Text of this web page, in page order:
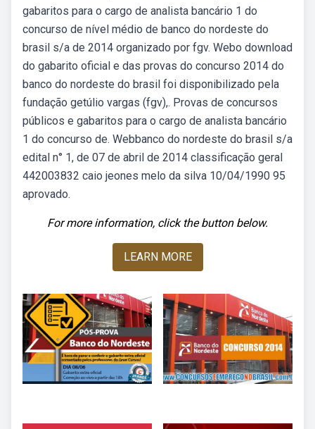
gabaritos para o cargo de analista bancário 1 do
concurso de nível médio de banco do nordeste do
brasil s/a de 2014 organizado por fgv. Webo download
do gabarito oficial e das provas do concurso 2014 do
banco do nordeste do brasil foi disponibilizado pela
fundação getúlio vargas (fgv),. Provas de concursos
públicos e gabaritos para o cargo de analista bancário
1 do concurso de. Webbanco do nordeste do brasil s/a
edital n° 1, de 07 de abril de 2014 classificação geral
442003832 caio jeones melo da silva 10/04/1990 95
aprovado.
For more information, click the button below.
LEARN MORE